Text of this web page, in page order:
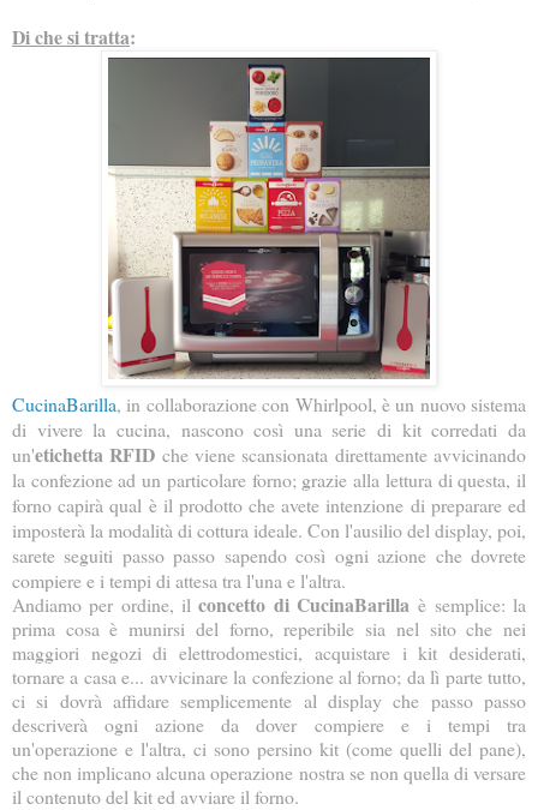
Di che si tratta:
CucinaBarilla, in collaborazione con Whirlpool, è un nuovo sistema
di vivere la cucina, nascono così una serie di kit corredati da
un'etichetta RFID che viene scansionata direttamente avvicinando
la confezione ad un particolare forno; grazie alla lettura di questa, il
forno capirà qual è il prodotto che avete intenzione di preparare ed
imposterà la modalità di cottura ideale. Con l'ausilio del display, poi,
sarete seguiti passo passo sapendo così ogni azione che dovrete
compiere e i tempi di attesa tra l'una e l'altra.
Andiamo per ordine, ilconcetto di CucinaBarilla è semplice: la
prima cosa è munirsi del forno, reperibile sia nel sito che nei
maggiori negozi di elettrodomestici, acquistare i kit desiderati,
tornare a casa e... avvicinare la confezione al forno; da lì parte tutto,
ci si dovrà affidare semplicemente al display che passo passo
descriverà ogni azione da dover compiere e i tempi tra
un'operazione e l'altra, ci sono persino kit (come quelli del pane),
che non implicano alcuna operazione nostra se non quella di versare
il contenuto del kit ed avviare il forno.